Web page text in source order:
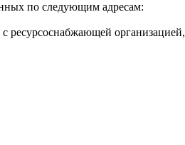
по следующим адресам:
ресурсоснабжающей организацией,